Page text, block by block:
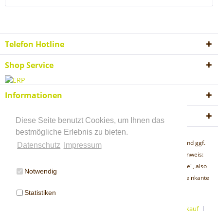
Diese Seite benutzt Cookies, um Ihnen das
bestmögliche Erlebnis zu bieten.
Datenschutz
Impressum
Notwendig
Statistiken
Telefon Hotline
Shop Service
Informationen
Akzeptierte Zahlungsweisen
* Alle Preise inkl. gesetzl. Mehrwertsteuer zzgl.
und ggf.
Nachnahmegebühren, wenn nicht anders beschrieben "Lieferhinweis:
Unsere Artikel werden sämtlich per Spedition "frei Bordsteinkante", also
bis zu der der Lieferadresse nächstgelegenen öffentlichen Bordsteinkante
Öffungszeiten Werksverkauf